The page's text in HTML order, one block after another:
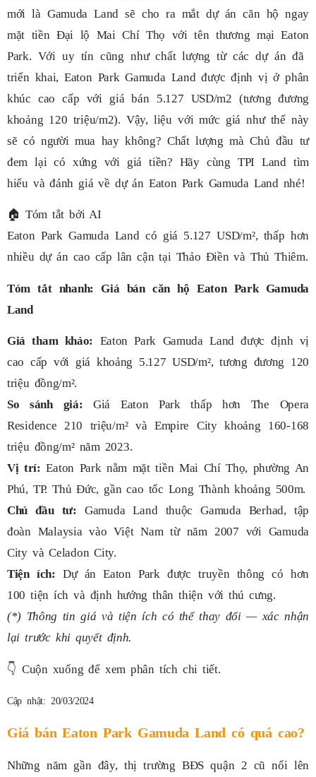
mới là Gamuda Land sẽ cho ra mắt dự án căn hộ ngay
mặt tiền Đại lộ Mai Chí Thọ với tên thương mại Eaton
Park. Với uy tín cũng như chất lượng từ các dự án đã
triển khai, Eaton Park Gamuda Land được định vị ở phân
khúc cao cấp với giá bán 5.127 USD/m2 (tương đương
khoảng 120 triệu/m2). Vậy, liệu với mức giá như thế này
sẽ có người mua hay không? Chất lượng mà Chủ đầu tư
đem lại có xứng với giá tiền? Hãy cùng TPI Land tìm
hiểu và đánh giá về dự án Eaton Park Gamuda Land nhé!
🏠 Tóm tắt bởi AI
Eaton Park Gamuda Land có giá 5.127 USD/m², thấp hơn
nhiều dự án cao cấp lân cận tại Thảo Điền và Thủ Thiêm.
Tóm tắt nhanh: Giá bán căn hộ Eaton Park Gamuda
Land
Giá tham khảo:
Eaton Park Gamuda Land được định vị
cao cấp với giá khoảng 5.127 USD/m², tương đương 120
triệu đồng/m².
So sánh giá:
Giá Eaton Park thấp hơn The Opera
Residence 210 triệu/m² và Empire City khoảng 160-168
triệu đồng/m² năm 2023.
Vị trí: Eaton Park nằm mặt tiền Mai Chí Thọ, phường An
Phú, TP. Thủ Đức, gần cao tốc Long Thành khoảng 500m.
Chủ đầu tư:
Gamuda Land thuộc Gamuda Berhad, tập
đoàn Malaysia vào Việt Nam từ năm 2007 với Gamuda
City và Celadon City.
Tiện ích:
Dự án Eaton Park được truyền thông có hơn
100 tiện ích và định hướng thân thiện với thú cưng.
(*) Thông tin giá và tiện ích có thể thay đổi — xác nhận
lại trước khi quyết định.
👇 Cuộn xuống để xem phân tích chi tiết.
Cập nhật: 20/03/2024
Giá bán Eaton Park Gamuda Land có quá cao?
Những năm gần đây, thị trường BĐS quận 2 cũ nổi lên